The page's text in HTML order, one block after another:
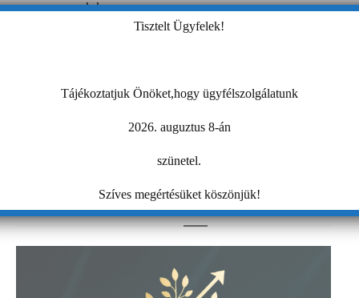
workshop
09:00-12:30
kész kampányig egy délelőtt alatt
MIBEN SEGÍT A KAMARA?
Tisztelt Ügyfelek!
Tájékoztatjuk Önöket,hogy ügyfélszolgálatunk
2026. auguztus 8-án
szünetel.
Szíves megértésüket köszönjük!